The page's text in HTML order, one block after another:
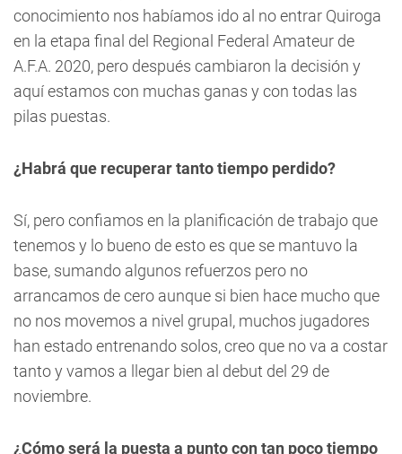
conocimiento nos habíamos ido al no entrar Quiroga
en la etapa final del Regional Federal Amateur de
A.F.A. 2020, pero después cambiaron la decisión y
aquí estamos con muchas ganas y con todas las
pilas puestas.
¿Habrá que recuperar tanto tiempo perdido?
Sí, pero confiamos en la planificación de trabajo que
tenemos y lo bueno de esto es que se mantuvo la
base, sumando algunos refuerzos pero no
arrancamos de cero aunque si bien hace mucho que
no nos movemos a nivel grupal, muchos jugadores
han estado entrenando solos, creo que no va a costar
tanto y vamos a llegar bien al debut del 29 de
noviembre.
¿Cómo será la puesta a punto con tan poco tiempo